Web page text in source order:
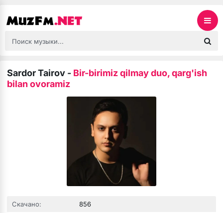
Sardor Tairov - Bir-birimiz qilmay duo, qarg'ish
bilan ovoramiz
Скачано:
856